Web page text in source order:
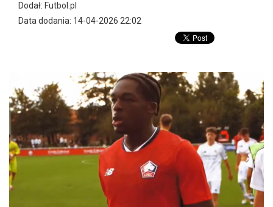
Dodał: Futbol.pl
Data dodania: 14-04-2026 22:02